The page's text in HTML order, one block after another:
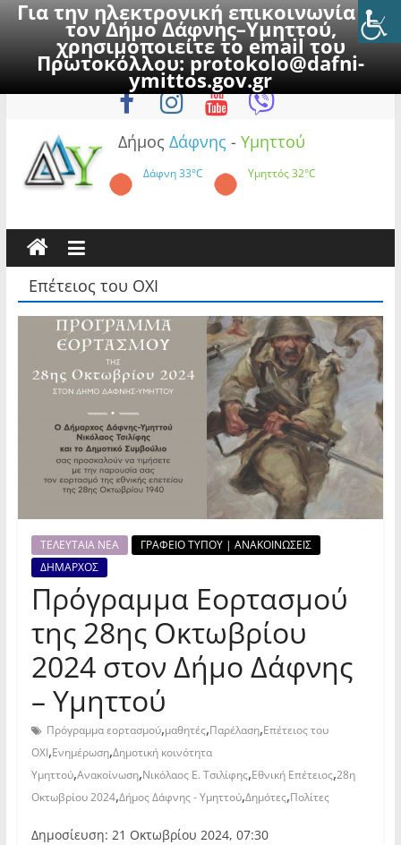
Για την ηλεκτρονική επικοινωνία με
τον Δήμο Δάφνης–Υμηττού,
χρησιμοποιείτε το email του
Πρωτοκόλλου:protokolo@dafni-
ymittos.gov.gr
to
Κυριακή, 9 Αυγούστου 2026
Δήμος Δάφνης - Υμηττού
Δάφνη33°C Υμηττός32°C
Επέτειος του ΟΧΙ
ΤΕΛΕΥΤΑΙΑ ΝΕΑ
ΓΡΑΦΕΙΟ ΤΥΠΟΥ | ΑΝΑΚΟΙΝΩΣΕΙΣ
ΔΗΜΑΡΧΟΣ
Πρόγραμμα Εορτασμού
της 28ης Οκτωβρίου
2024 στον Δήμο Δάφνης
– Υμηττού
Πρόγραμμα εορτασμού,μαθητές,Παρέλαση,Επέτειος του
ΟΧΙ,Ενημέρωση,Δημοτική κοινότητα
Υμηττού,Ανακοίνωση,Νικόλαος Ε. Τσιλίφης,Εθνική Επέτειος,28η
Οκτωβρίου 2024,Δήμος Δάφνης - Υμηττού,Δημότες,Πολίτες
Δημοσίευση: 21 Οκτωβρίου 2024, 07:30